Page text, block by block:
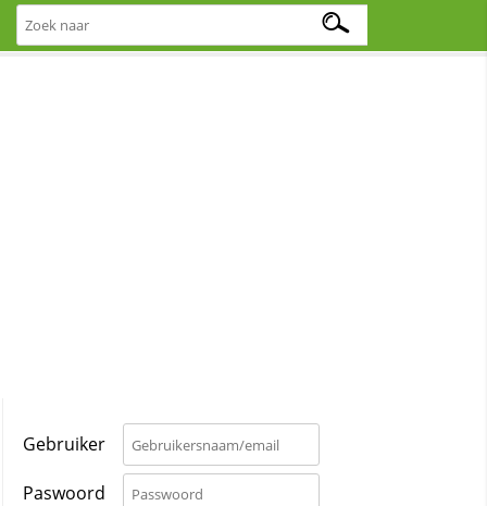
Gebruiker
Paswoord